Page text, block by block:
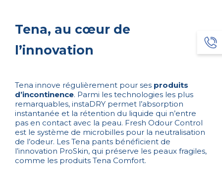
Tena, au cœur de
l’innovation
Tena innove régulièrement pour ses produits
d’incontinence. Parmi les technologies les plus
remarquables, instaDRY permet l’absorption
instantanée et la rétention du liquide qui n’entre
pas en contact avec la peau. Fresh Odour Control
est le système de microbilles pour la neutralisation
de l’odeur. Les Tena pants bénéficient de
l’innovation ProSkin, qui préserve les peaux fragiles,
comme les produits Tena Comfort.